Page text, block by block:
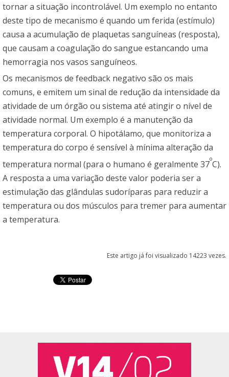
tornar a situação incontrolável. Um exemplo no entanto
deste tipo de mecanismo é quando um ferida (estímulo)
causa a acumulação de plaquetas sanguíneas (resposta),
que causam a coagulação do sangue estancando uma
hemorragia nos vasos sanguíneos.
Os mecanismos de feedback negativo são os mais
comuns, e emitem um sinal de redução da intensidade da
atividade de um órgão ou sistema até atingir o nível de
atividade normal. Um exemplo é a manutenção da
temperatura corporal. O hipotálamo, que monitoriza a
temperatura do corpo é sensível à mínima alteração da
temperatura normal (para o humano é geralmente 37ºC).
A resposta a uma variação deste valor poderia ser a
estimulação das glândulas sudoríparas para reduzir a
temperatura ou dos músculos para tremer para aumentar
a temperatura.
Este artigo já foi visualizado 14223 vezes.